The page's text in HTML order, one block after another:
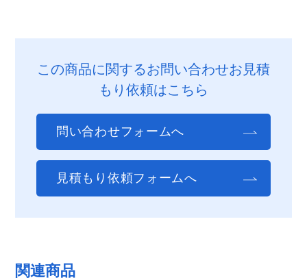
この商品に関するお問い合わせお見積
もり依頼はこちら
問い合わせフォームへ
見積もり依頼フォームへ
関連商品